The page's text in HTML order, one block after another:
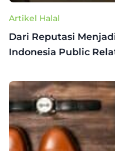
Artikel Halal
Dari Reputasi
Indonesia Public